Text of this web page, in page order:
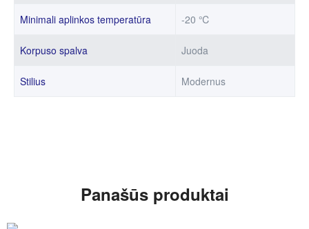
Minimali aplinkos temperatūra -20 ℃
Korpuso spalva Juoda
Stilius Modernus
Panašūs produktai